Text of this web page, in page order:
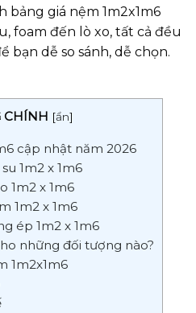
giá nệm 1m2x1m6
foam đến lò xo, tất cả đều
bạn dễ so sánh, dễ chọn.
CHÍNH [ẩn]
cập nhật năm 2026
1m2 x 1m6
1m2 x 1m6
1m2 x 1m6
ép 1m2 x 1m6
những đối tượng nào?
1m2x1m6